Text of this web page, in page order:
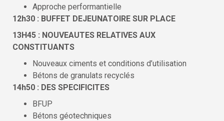
Approche performantielle
12h30 : BUFFET DEJEUNATOIRE SUR PLACE
13H45 : NOUVEAUTES RELATIVES AUX
CONSTITUANTS
Nouveaux ciments et conditions d’utilisation
Bétons de granulats recyclés
14h50 : DES SPECIFICITES
BFUP
Bétons géotechniques